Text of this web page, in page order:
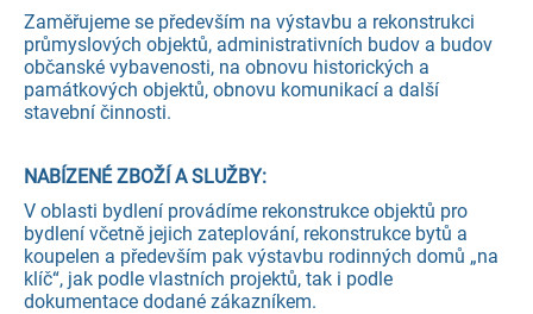
Zaměřujeme se především na výstavbu a rekonstrukci
průmyslových objektů, administrativních budov a budov
občanské vybavenosti, na obnovu historických a
památkových objektů, obnovu komunikací a další
stavební činnosti.
NABÍZENÉ ZBOŽÍ A SLUŽBY:
V oblasti bydlení provádíme rekonstrukce objektů pro
bydlení včetně jejich zateplování, rekonstrukce bytů a
koupelen a především pak výstavbu rodinných domů „na
klíč“, jak podle vlastních projektů, tak i podle
dokumentace dodané zákazníkem.